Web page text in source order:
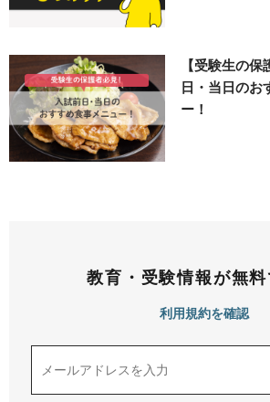
【受験生の
日・当日のお
ー！
教育・受験情報が無料
利用規約を確認